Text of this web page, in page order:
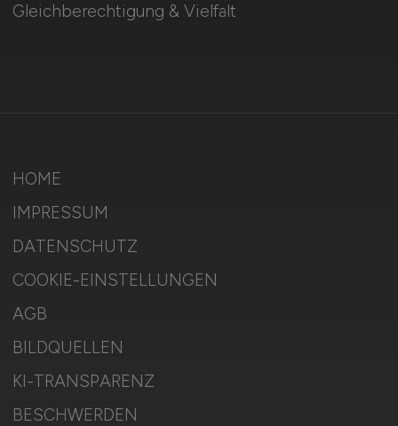
Gleichberechtigung & Vielfalt
HOME
IMPRESSUM
DATENSCHUTZ
COOKIE-EINSTELLUNGEN
AGB
BILDQUELLEN
KI-TRANSPARENZ
BESCHWERDEN